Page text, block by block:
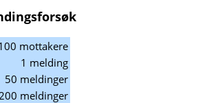
mottakere
1 melding
50 meldinger
200 meldinger